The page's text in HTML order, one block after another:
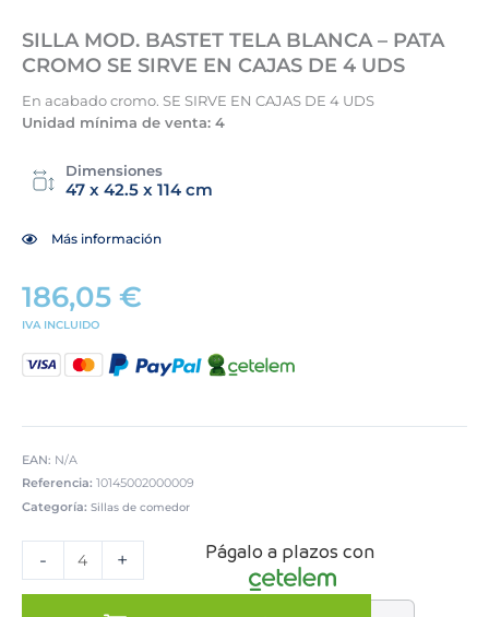
SILLA MOD. BASTET TELA BLANCA – PATA
CROMO SE SIRVE EN CAJAS DE 4 UDS
En acabado cromo. SE SIRVE EN CAJAS DE 4 UDS
Unidad mínima de venta: 4
Dimensiones
47 x 42.5 x 114 cm
Más información
186,05 €
IVA INCLUIDO
EAN: N/A
Referencia: 10145002000009
Categoría: Sillas de comedor
-
TELA
+ Págalo a plazos con